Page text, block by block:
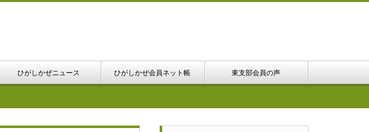
ひがしかぜニュース ひがしかぜ会員ネット帳 東支部会員の声